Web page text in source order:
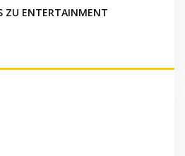
ZU ENTERTAINMENT